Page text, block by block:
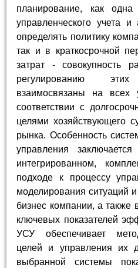
планирование, как
управленческого учета
определять политику
так и в краткосрочной
затрат - совокупность
регулированию
взаимосвязаны на всех
соответствии с
целями хозяйствующего
рынка. Особенность
управления
интегрированном,
подходе к процессу
моделирования ситуаций
бизнес компании, а также
ключевых показателей
УСУ обеспечивает
целей и управления их
выбранной системы